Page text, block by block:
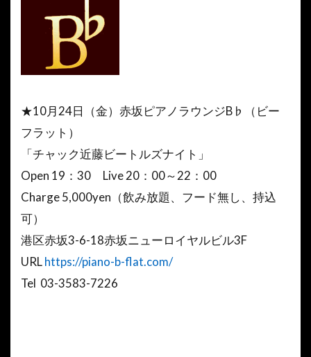
★10月24日（金）赤坂ピアノラウンジB♭（ビー
フラット）
「チャック近藤ビートルズナイト」
Open 19：30 Live 20：00～22：00
Charge 5,000yen（飲み放題、フード無し、持込
可）
港区赤坂3-6-18赤坂ニューロイヤルビル3F
URLhttps://piano-b-flat.com/
Tel 03-3583-7226